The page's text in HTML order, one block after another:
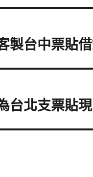
製台中票貼
台北支票貼現